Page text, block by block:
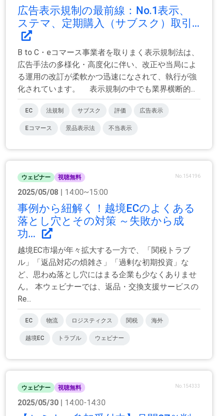
広告表示規制の最前線：No.1表示、
ステマ、定期購入（サブスク）取引...
B to C・eコマース事業者を取りまく表示規制法は、
広告手法の多様化・高度化に伴い、改正や当局によ
る運用の改訂が柔軟かつ迅速になされて、執行が強
化されています。 表示規制の中でも業界横断的...
EC 法規制 サブスク 評価 広告表示
Eコマース 景品表示法 不当表示
ウェビナー 視聴無料 No.154196
2025/05/08 | 14:00~15:00
事例から紐解く！越境ECのよくある
落とし穴とその対策 ～失敗から成
功...
越境EC市場が年々拡大する一方で、「関税トラブ
ル」「返品対応の煩雑さ」「過剰な初期投資」な
ど、思わぬ落とし穴にはまる企業も少なくありませ
ん。 本ウェビナーでは、返品・交換支援サービスの
Re...
EC 物流 ロジスティクス 関税 海外
越境EC トラブル ウェビナー
ウェビナー 視聴無料 No.154333
2025/05/30 | 14:00-14:30